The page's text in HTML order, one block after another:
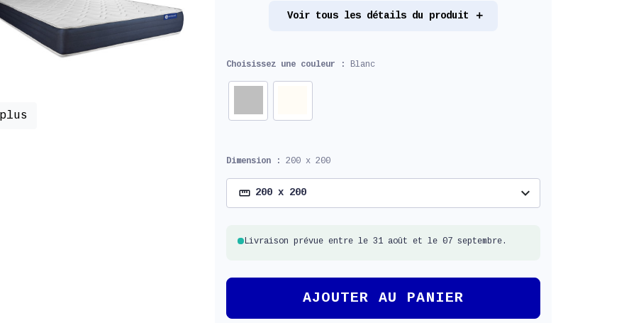
Voir tous les détails du produit
Choisissez une couleur : Blanc
Dimension : 200 x 200
200 x 200 expand_more
Livraison prévue entre le 31 août et le 07 septembre.
AJOUTER AU PANIER